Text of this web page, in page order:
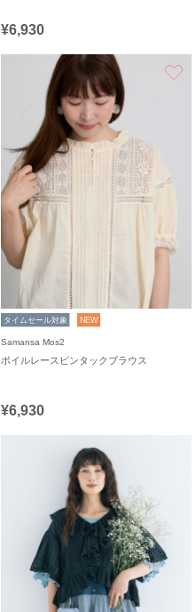
¥6,930
タイムセール対象 NEW
Samansa Mos2
ボイルレースピンタックブラウス
¥6,930